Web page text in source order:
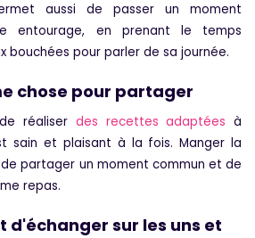
aussi de passer un moment
entourage, en prenant le temps
bouchées pour parler de sa journée.
chose pour partager
réaliser des recettes adaptées à
sain et plaisant à la fois. Manger la
partager un moment commun et de
repas.
d'échanger sur les uns et